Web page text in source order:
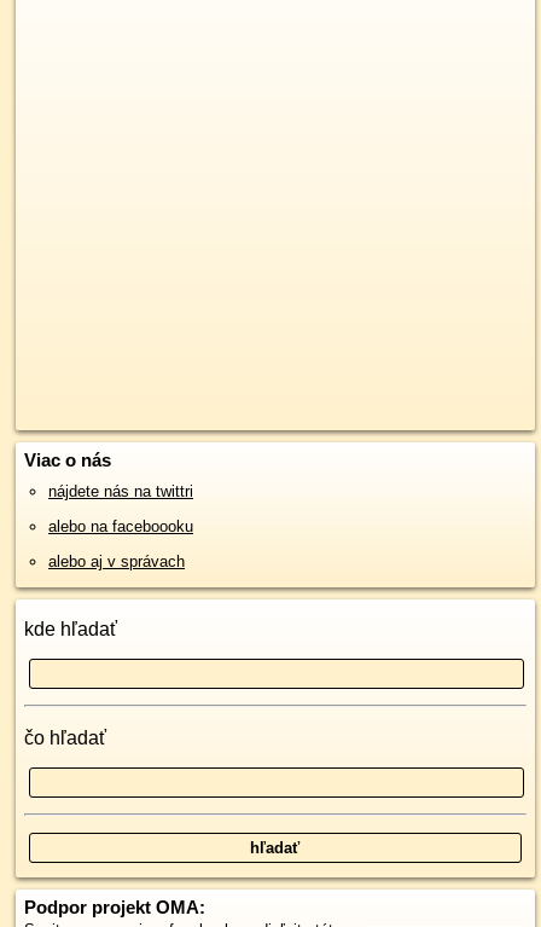
Viac o nás
nájdete nás na twittri
alebo na faceboooku
alebo aj v správach
kde hľadať
čo hľadať
Podpor projekt OMA: